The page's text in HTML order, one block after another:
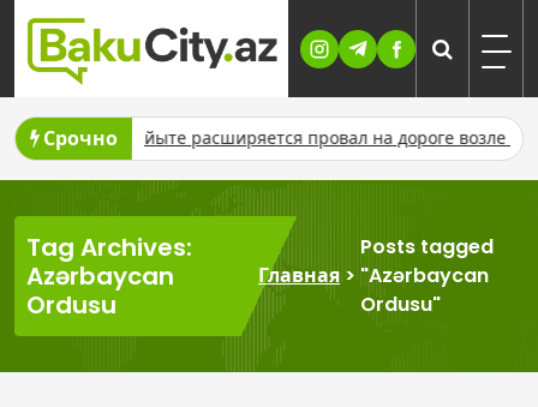
Skip
content
Срочно
расширяется провал на дороге возле жилого дома В
Tag Archives:
Azərbaycan
Ordusu
Главная >
Posts tagged
"Azərbaycan
Ordusu"